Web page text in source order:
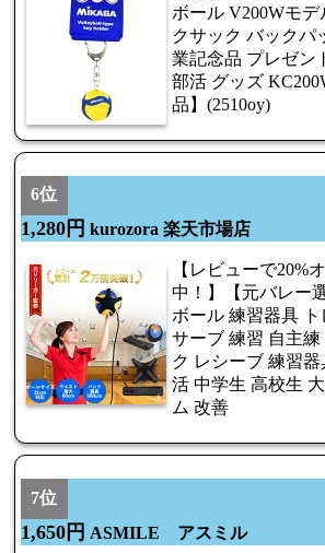
ボール V200Wモ
クサック バックパ
業記念品 プレゼン
部活 グッズ
品】(2510oy)
6位
1,280円 kurozora 楽天市場店
【レビューで20%
中！】【元バレー
ボール 練習器具
サーブ 練習 自主練
ク レシーブ 練習
活 中学生 高校生
ム 改善
7位
1,650円 ASMILE アスミル